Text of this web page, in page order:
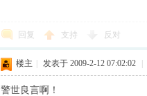
回复 支持 反对
楼主 发表于 2009-2-12 07:02:02
警世良言啊！